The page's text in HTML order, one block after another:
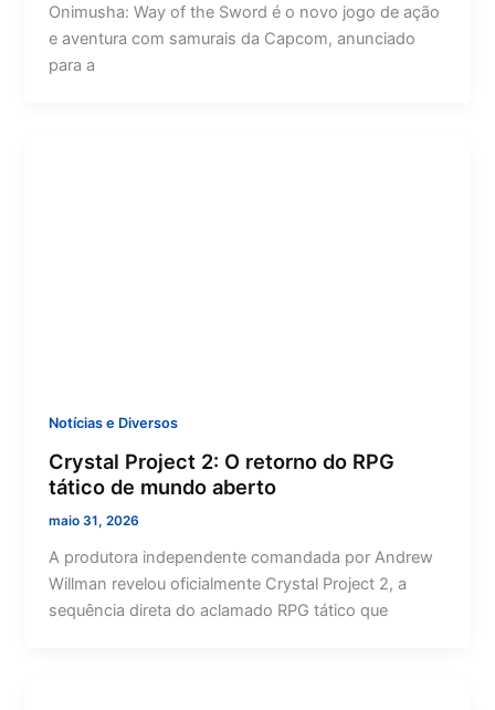
Onimusha: Way of the Sword é o novo jogo de ação
e aventura com samurais da Capcom, anunciado
para a
Notícias e Diversos
Crystal Project 2: O retorno do RPG
tático de mundo aberto
maio 31, 2026
A produtora independente comandada por Andrew
Willman revelou oficialmente Crystal Project 2, a
sequência direta do aclamado RPG tático que